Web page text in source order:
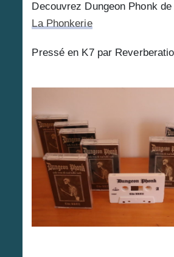
TIBO BRTZ
Decouvrez Dungeon Phonk
La Phonkerie
Pressé en K7 par